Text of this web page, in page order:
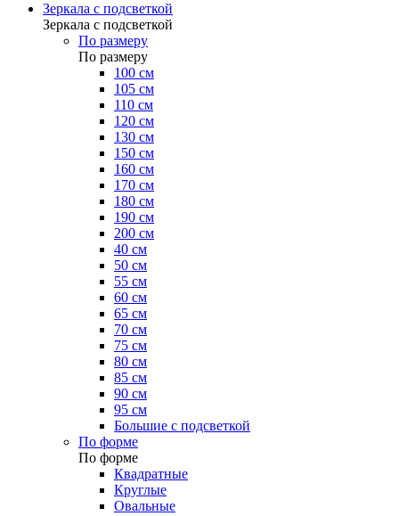
Зеркала с подсветкой
Зеркала с подсветкой
По размеру
По размеру
100 см
105 см
110 см
120 см
130 см
150 см
160 см
170 см
180 см
190 см
200 см
40 см
50 см
55 см
60 см
65 см
70 см
75 см
80 см
85 см
90 см
95 см
Большие с подсветкой
По форме
По форме
Квадратные
Круглые
Овальные